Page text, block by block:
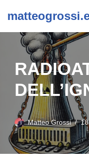
contenuto
Matteo Grossi